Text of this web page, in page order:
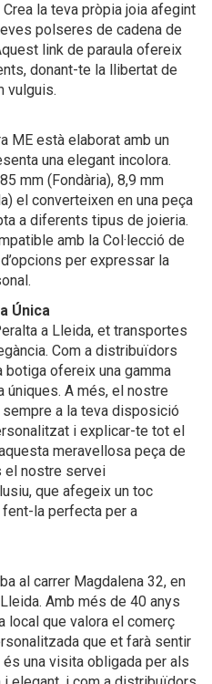
la teva pròpia joia afegint
polseres de cadena de
link de paraula ofereix
donant-te la llibertat de
vulguis.
ME està elaborat amb un
una elegant incolora.
mm (Fondària), 8,9 mm
el converteixen en una peça
a diferents tipus de joieria.
amb la Col·lecció de
per expressar la
Única
a Lleida, et transportes
Com a distribuïdors
ofereix una gamma
A més, el nostre
a la teva disposició
i explicar-te tot el
meravellosa peça de
el nostre servei
que afegeix un toc
fent-la perfecta per a
al carrer Magdalena 32, en
Amb més de 40 anys
local que valora el comerç
que et farà sentir
una visita obligada per als